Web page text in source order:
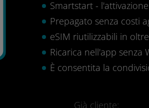
Smartstart -
Prepagato senza costi
eSIM riutilizzabili in
Ricarica nell'app senza
È consentita la
Già cliente: